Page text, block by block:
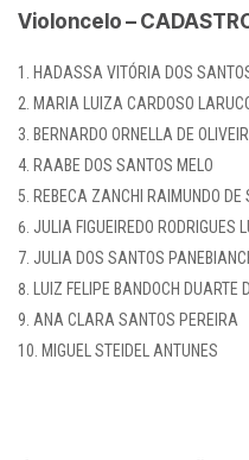
Violoncelo –
HADASSA VITÓRIA DOS
MARIA LUIZA CARDOSO
BERNARDO ORNELLA DE
RAABE DOS SANTOS MELO
REBECA ZANCHI RAIMUNDO DE
JULIA FIGUEIREDO RODRIGUES
JULIA DOS SANTOS
LUIZ FELIPE BANDOCH DUARTE
ANA CLARA SANTOS PEREIRA
MIGUEL STEIDEL ANTUNES